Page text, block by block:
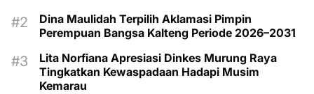
Dina Maulidah Terpilih Aklamasi Pimpin
Perempuan Bangsa Kalteng Periode 2026–2031
Lita Norfiana Apresiasi Dinkes Murung Raya
Tingkatkan Kewaspadaan Hadapi Musim
Kemarau